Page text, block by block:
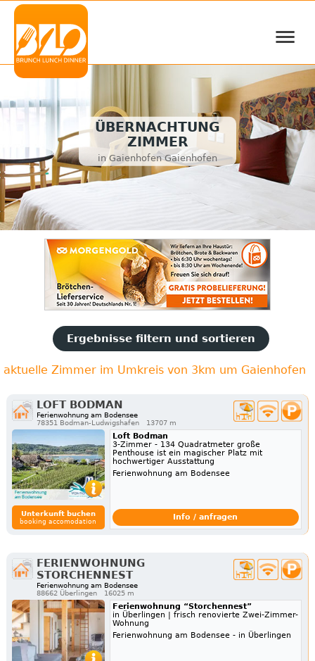
≡
ÜBERNACHTUNG
ZIMMER
in Gaienhofen Gaienhofen
Ergebnisse filtern und sortieren
aktuelle Zimmer im Umkreis von 3km um Gaienhofen
LOFT BODMAN
Ferienwohnung am Bodensee
78351 Bodman-Ludwigshafen
13707 m
Unterkunft buchen
booking accomodation
Loft Bodman
3-Zimmer - 134 Quadratmeter große
Penthouse ist ein magischer Platz mit
hochwertiger Ausstattung
Ferienwohnung am Bodensee
Info / anfragen
FERIENWOHNUNG
STORCHENNEST
Ferienwohnung am Bodensee
88662 Überlingen
16025 m
Ferienwohnung “Storchennest”
in Überlingen | frisch renovierte Zwei-Zimmer-
Wohnung
Ferienwohnung am Bodensee - in Überlingen